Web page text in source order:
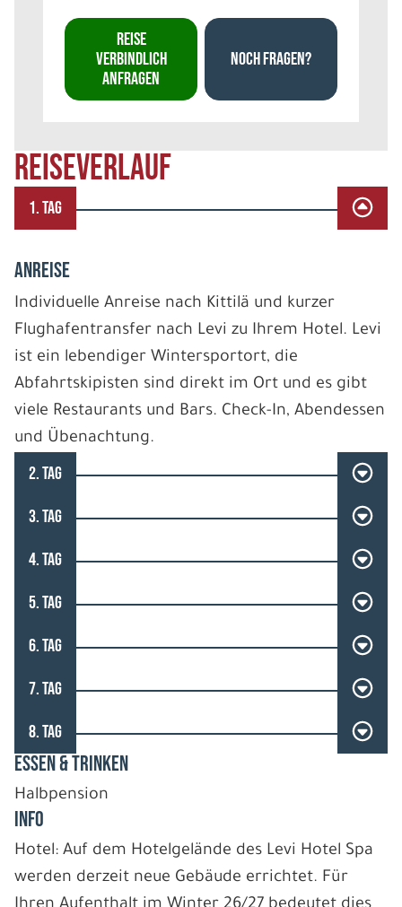
REISEVERLAUF
1. TAG
ANREISE
Individuelle Anreise nach Kittilä und kurzer
Flughafentransfer nach Levi zu Ihrem Hotel. Levi
ist ein lebendiger Wintersportort, die
Abfahrtskipisten sind direkt im Ort und es gibt
viele Restaurants und Bars. Check-In, Abendessen
und Übenachtung.
2. TAG
3. TAG
4. TAG
5. TAG
6. TAG
7. TAG
8. TAG
ESSEN & TRINKEN
Halbpension
INFO
Hotel: Auf dem Hotelgelände des Levi Hotel Spa
werden derzeit neue Gebäude errichtet. Für
REISE
VERBINDLICH
ANFRAGEN
NOCH FRAGEN?